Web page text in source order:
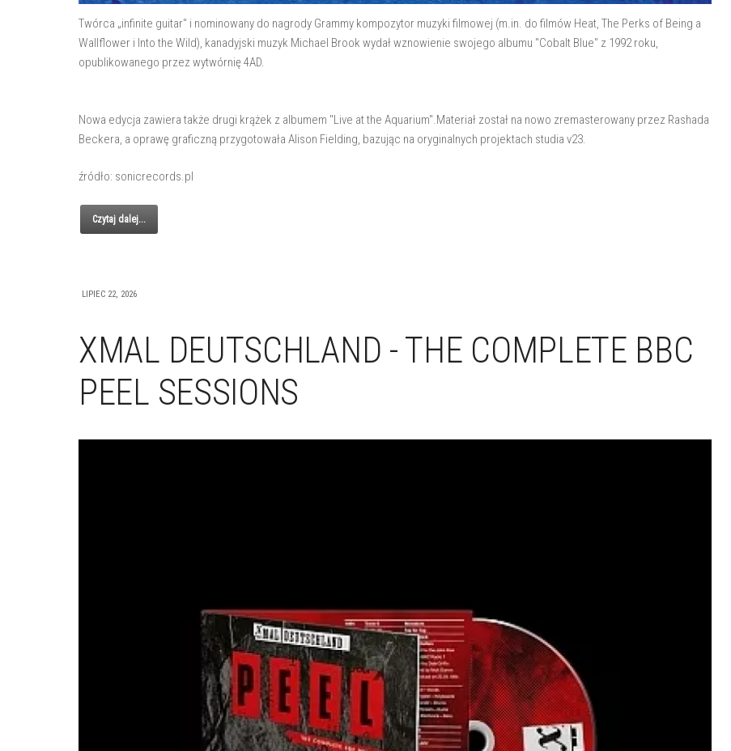
Twórca „infinite guitar" i nominowany do nagrody Grammy kompozytor muzyki filmowej (m.in. do filmów Heat, The Perks of Being a
Wallflower i Into the Wild), kanadyjski muzyk Michael Brook wydał wznowienie swojego albumu "Cobalt Blue" z 1992 roku,
opublikowanego przez wytwórnię 4AD.
Nowa edycja zawiera także drugi krążek z albumem "Live at the Aquarium".Materiał został na nowo zremasterowany przez Rashada
Beckera, a oprawę graficzną przygotowała Alison Fielding, bazując na oryginalnych projektach studia v23.
źródło: sonicrecords.pl
Czytaj dalej...
LIPIEC 22, 2026
XMAL DEUTSCHLAND - THE COMPLETE BBC
PEEL SESSIONS